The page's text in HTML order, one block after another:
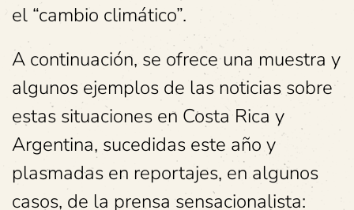
el “cambio climático”.
A continuación, se ofrece una muestra y
algunos ejemplos de las noticias sobre
estas situaciones en Costa Rica y
Argentina, sucedidas este año y
plasmadas en reportajes, en algunos
casos, de la prensa sensacionalista: